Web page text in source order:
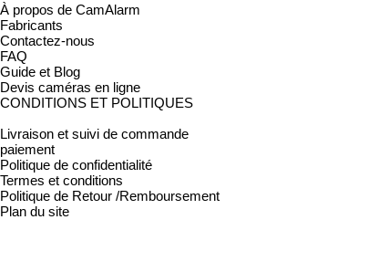
À propos de CamAlarm
Fabricants
Contactez-nous
FAQ
Guide et Blog
Devis caméras en ligne
CONDITIONS ET POLITIQUES
Livraison et suivi de commande
paiement
Politique de confidentialité
Termes et conditions
Politique de Retour /Remboursement
Plan du site